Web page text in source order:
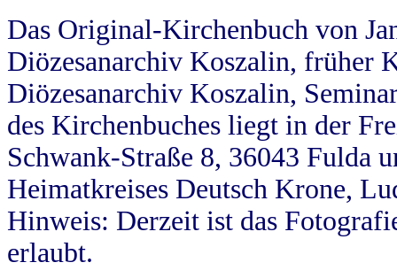
Das Original-Kirchenbuch von
Diözesanarchiv Koszalin, früher
Diözesanarchiv Koszalin,
des Kirchenbuches liegt in der
Schwank-Straße 8, 36043 Fulda
Heimatkreises Deutsch Krone,
Hinweis: Derzeit ist das
erlaubt.